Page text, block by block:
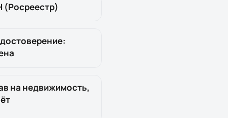
(Росреестр)
на недвижимость,